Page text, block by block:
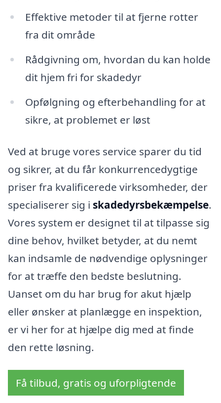
Effektive metoder til at fjerne rotter
fra dit område
Rådgivning om, hvordan du kan holde
dit hjem fri for skadedyr
Opfølgning og efterbehandling for at
sikre, at problemet er løst
Ved at bruge vores service sparer du tid
og sikrer, at du får konkurrencedygtige
priser fra kvalificerede virksomheder, der
specialiserer sig i skadedyrsbekæmpelse.
Vores system er designet til at tilpasse sig
dine behov, hvilket betyder, at du nemt
kan indsamle de nødvendige oplysninger
for at træffe den bedste beslutning.
Uanset om du har brug for akut hjælp
eller ønsker at planlægge en inspektion,
er vi her for at hjælpe dig med at finde
den rette løsning.
Få tilbud, gratis og uforpligtende